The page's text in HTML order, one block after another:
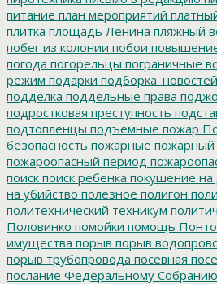
питание план мероприятий
плитка площадь Ленина пляжный
побег из колонии побои
погода погорельцы пограничные
режим подарки подборка_новостей
подделка поддельные права
подростковая преступность
подтопленцы подъемные пожар
безопасность пожарные пожарный
пожароопасный период
поиск поиск ребенка покушение на
на убийство полезное полигон
политехнический техникум
Половинко помойки помощь
имущества порыв порыв
порыв трубопровода посевная
послание Федеральному Собранию